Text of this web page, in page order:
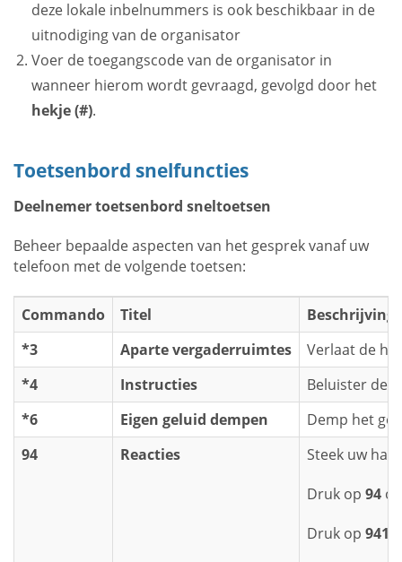
deze lokale inbelnummers is ook beschikbaar in de
uitnodiging van de organisator
Voer de toegangscode van de organisator in
wanneer hierom wordt gevraagd, gevolgd door het
hekje (#).
Toetsenbord snelfuncties
Deelnemer toetsenbord sneltoetsen
Beheer bepaalde aspecten van het gesprek vanaf uw
telefoon met de volgende toetsen:
Commando Titel
Beschrijving
*3
Aparte vergaderruimtes
Verlaat de
*4
Instructies
Beluister de
*6
Eigen geluid dempen
Demp het
94
Reacties
Steek uw
Druk op 94
Druk op 941